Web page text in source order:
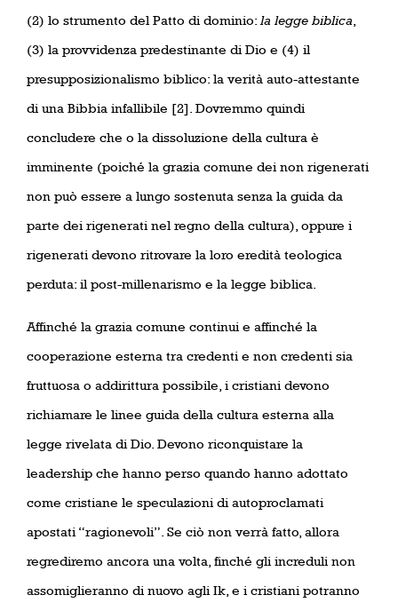
(2) lo strumento del Patto di dominio: la legge biblica
(3) la provvidenza predestinante di Dio e (4) il
presupposizionalismo biblico: la verità auto-attestante
di una Bibbia infallibile [2]. Dovremmo quindi
concludere che o la dissoluzione della cultura è
imminente (poiché la grazia comune dei non rigenerati
non può essere a lungo sostenuta senza la guida da
parte dei rigenerati nel regno della cultura), oppure i
rigenerati devono ritrovare la loro eredità teologica
perduta: il post-millenarismo e la legge biblica.
Affinché la grazia comune continui e affinché la
cooperazione esterna tra credenti e non credenti sia
fruttuosa o addirittura possibile, i cristiani devono
richiamare le linee guida della cultura esterna alla
legge rivelata di Dio. Devono riconquistare la
leadership che hanno perso quando hanno adottato
come cristiane le speculazioni di autoproclamati
apostati “ragionevoli”. Se ciò non verrà fatto, allora
regrediremo ancora una volta, finché gli increduli non
assomiglieranno di nuovo agli Ik, e i cristiani potranno